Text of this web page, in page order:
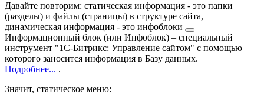
Давайте повторим: статическая информация - это папки
(разделы) и файлы (страницы) в структуре сайта,
динамическая информация - это инфоблоки
Информационный блок (или Инфоблок) – специальный
инструмент "1С-Битрикс: Управление сайтом" с помощью
которого заносится информация в Базу данных.
Подробнее... .
Значит, статическое меню: